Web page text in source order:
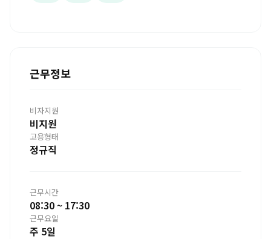
근무정보
비자지원
비지원
고용형태
정규직
근무시간
08:30 ~ 17:30
근무요일
주 5일